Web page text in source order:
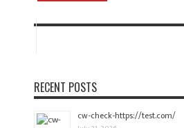
RECENT POSTS
cw-check-https://test.com/